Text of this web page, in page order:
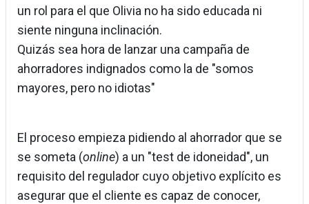
un rol para el que Olivia no ha sido educada ni
siente ninguna inclinación.
Quizás sea hora de lanzar una campaña de
ahorradores indignados como la de "somos
mayores, pero no idiotas"
El proceso empieza pidiendo al ahorrador que se
se someta (online) a un "test de idoneidad", un
requisito del regulador cuyo objetivo explícito es
asegurar que el cliente es capaz de conocer,